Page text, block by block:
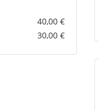
40,00 €
30,00 €